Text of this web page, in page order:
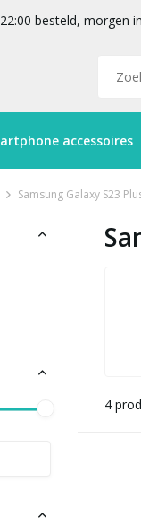
besteld, morgen
accessoires
Samsung Galaxy S23
4